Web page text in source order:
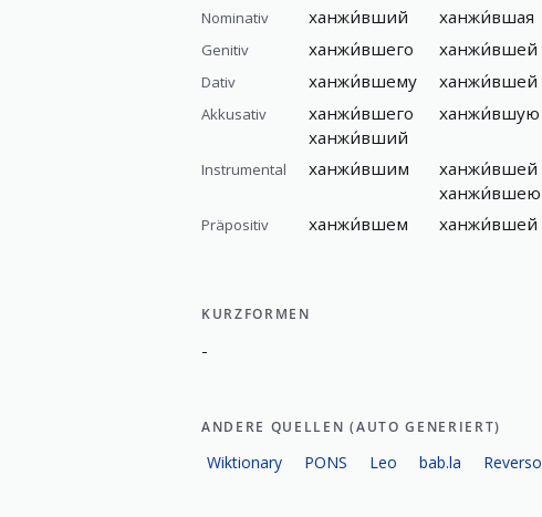
Nominativ
ханжи́вший ханжи́вшая
Genitiv ханжи́вшего ханжи́вшей
Dativ ханжи́вшему ханжи́вшей
Akkusativ
ханжи́вшего
ханжи́вший
ханжи́вшую
Instrumental ханжи́вшим
ханжи́вшей
ханжи́вшею
Präpositiv ханжи́вшем ханжи́вшей
KURZFORMEN
-
ANDERE QUELLEN (AUTO GENERIERT)
Wiktionary PONS Leo bab.la Reverso